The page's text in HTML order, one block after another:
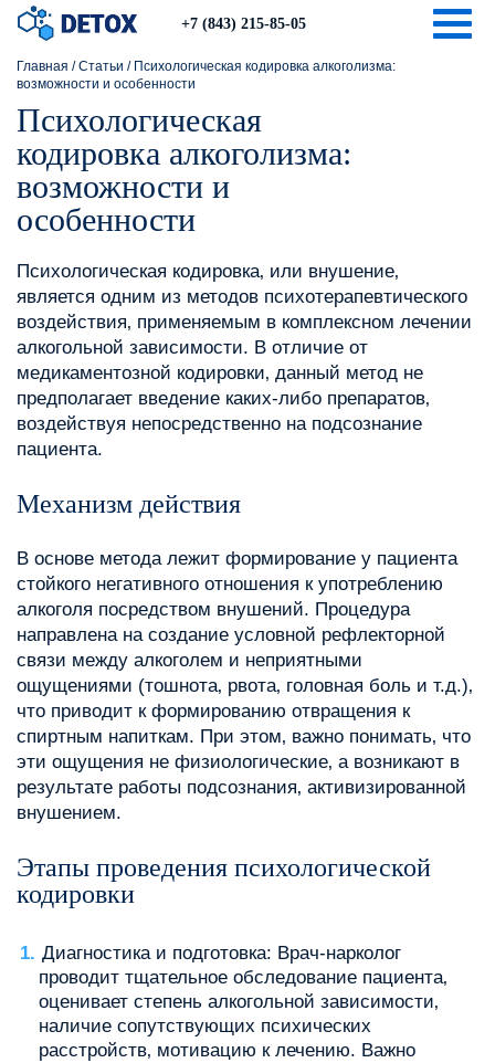
+7 (843) 215-85-05
Главная /Статьи / Психологическая кодировка алкоголизма:
возможности и особенности
Психологическая
кодировка алкоголизма:
возможности и
особенности
Психологическая кодировка‚ или внушение‚
является одним из методов психотерапевтического
воздействия‚ применяемым в комплексном лечении
алкогольной зависимости. В отличие от
медикаментозной кодировки‚ данный метод не
предполагает введение каких-либо препаратов‚
воздействуя непосредственно на подсознание
пациента.
Механизм действия
В основе метода лежит формирование у пациента
стойкого негативного отношения к употреблению
алкоголя посредством внушений. Процедура
направлена на создание условной рефлекторной
связи между алкоголем и неприятными
ощущениями (тошнота‚ рвота‚ головная боль и т.д.)‚
что приводит к формированию отвращения к
спиртным напиткам. При этом‚ важно понимать‚ что
эти ощущения не физиологические‚ а возникают в
результате работы подсознания‚ активизированной
внушением.
Этапы проведения психологической
кодировки
Диагностика и подготовка: Врач-нарколог
проводит тщательное обследование пациента‚
оценивает степень алкогольной зависимости‚
наличие сопутствующих психических
расстройств‚ мотивацию к лечению. Важно